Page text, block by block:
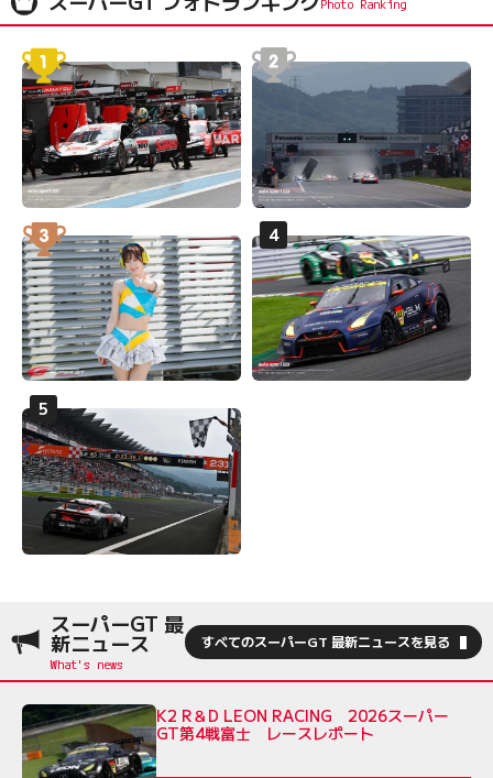
スーパーGT 最
新ニュース すべてのスーパーGT 最新ニュースを見る
K2 R＆D LEON RACING 2026スーパー
GT第4戦富士 レースレポート